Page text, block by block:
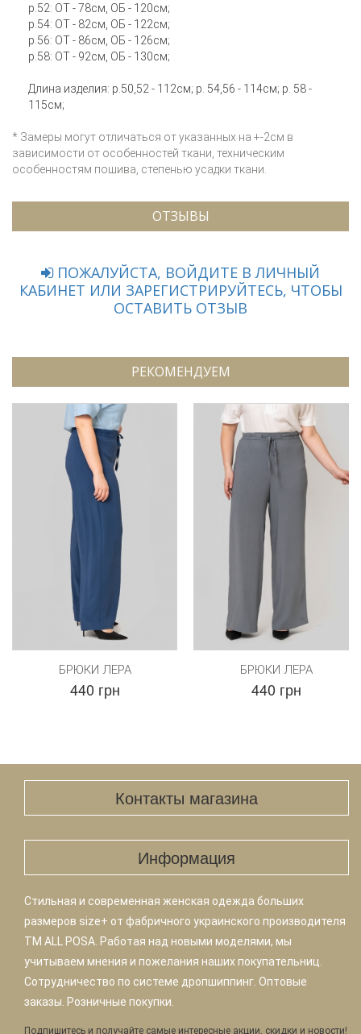
р.52: ОТ - 78см, ОБ - 120см;
р.54: ОТ - 82см, ОБ - 122см;
р.56: ОТ - 86см, ОБ - 126см;
р.58: ОТ - 92см, ОБ - 130см;
Длина изделия: р.50,52 - 112см; р. 54,56 - 114см; р. 58 -
115см;
* Замеры могут отличаться от указанных на +-2см в
зависимости от особенностей ткани, техническим
особенностям пошива, степенью усадки ткани.
ОТЗЫВЫ
ПОЖАЛУЙСТА, ВОЙДИТЕ В ЛИЧНЫЙ
КАБИНЕТ ИЛИ ЗАРЕГИСТРИРУЙТЕСЬ, ЧТОБЫ
ОСТАВИТЬ ОТЗЫВ
РЕКОМЕНДУЕМ
БРЮКИ ЛЕРА
440 грн
БРЮКИ ЛЕРА
440 грн
Контакты магазина
Информация
Стильная и современная женская одежда больших
размеров size+ от фабричного украинского производителя
TM ALL POSA. Работая над новыми моделями, мы
учитываем мнения и пожелания наших покупательниц.
Сотрудничество по системе дропшиппинг. Оптовые
заказы. Розничные покупки.
Подпишитесь и получайте самые интересные акции, скидки и новости!